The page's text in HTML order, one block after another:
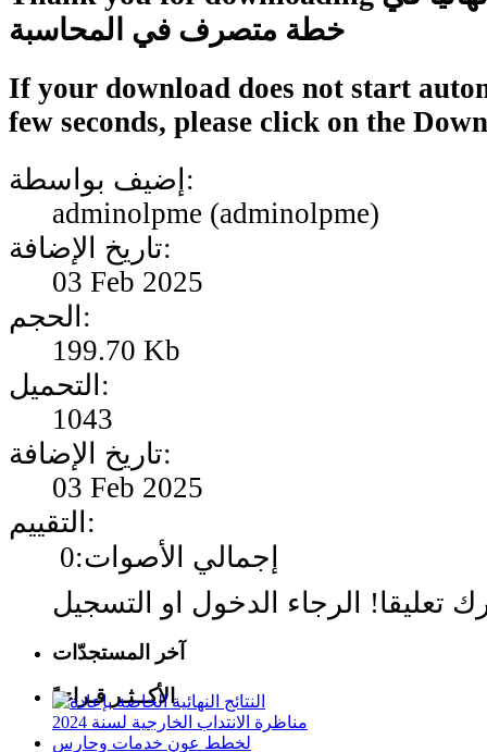
خطة متصرف في المحاسبة
If your download does not start
few seconds, please click on the
إضيف بواسطة:
adminolpme (adminolpme)
تاريخ الإضافة:
03 Feb 2025
الحجم:
199.70 Kb
التحميل:
1043
تاريخ الإضافة:
03 Feb 2025
التقييم:
إجمالي الأصوات:0
آخر المستجدّات
الأكــثـر قـراءةً